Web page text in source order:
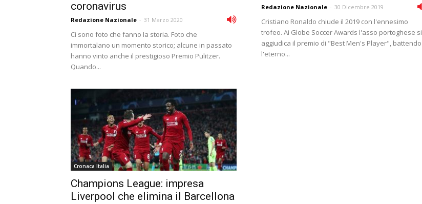
coronavirus
Redazione Nazionale - 31 Marzo 2020
Ci sono foto che fanno la storia. Foto che
immortalano un momento storico; alcune in passato
hanno vinto anche il prestigioso Premio Pulitzer.
Quando...
Redazione Nazionale - 30 Dicembre 2019
Cristiano Ronaldo chiude il 2019 con l'ennesimo
trofeo. Ai Globe Soccer Awards l'asso portoghese si
aggiudica il premio di "Best Men's Player", battendo
l'eterno...
Cronaca Italia
Champions League: impresa
Liverpool che elimina il Barcellona